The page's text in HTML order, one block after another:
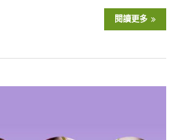
閱讀更多